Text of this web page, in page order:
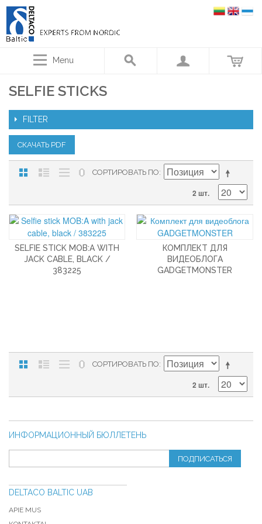
Menu
SELFIE STICKS
FILTER
СКАЧАТЬ PDF
СОРТИРОВАТЬ ПО
2 шт.
SELFIE STICK MOB:A WITH
JACK CABLE, BLACK /
383225
КОМПЛЕКТ ДЛЯ
ВИДЕОБЛОГА
GADGETMONSTER
СОРТИРОВАТЬ ПО
2 шт.
ИНФОРМАЦИОННЫЙ БЮЛЛЕТЕНЬ
ПОДПИСАТЬСЯ
DELTACO BALTIC UAB
APIE MUS